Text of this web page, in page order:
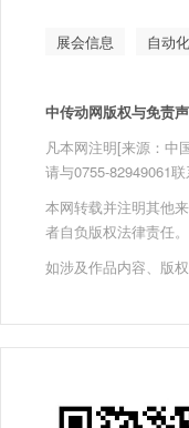
展会信息 自动
中传动网版权与免责声
凡本网注明[来源：中
请与0755-82949061
本网转载并注明其他
者自负版权法律责任。
如涉及作品内容、版